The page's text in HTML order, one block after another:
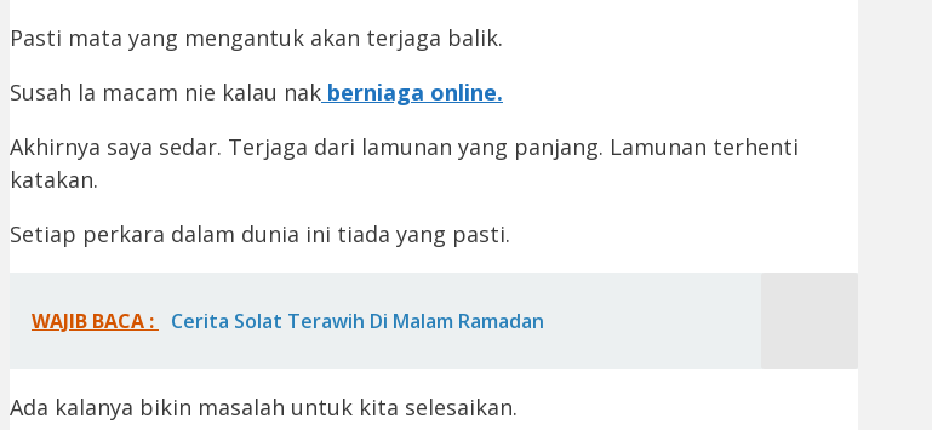
Pasti mata yang mengantuk akan terjaga balik.
Susah la macam nie kalau nak berniaga online.
Akhirnya saya sedar. Terjaga dari lamunan yang panjang. Lamunan terhenti
katakan.
Setiap perkara dalam dunia ini tiada yang pasti.
WAJIB BACA : Cerita Solat Terawih Di Malam Ramadan
Ada kalanya bikin masalah untuk kita selesaikan.